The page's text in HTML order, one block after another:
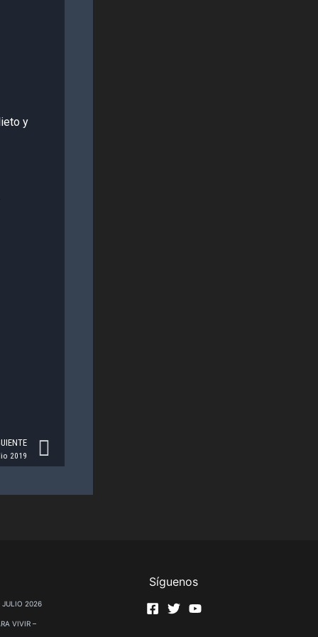
y
2019
JULIO 2026
VIVIR –
Síguenos